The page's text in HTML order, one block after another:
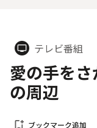
tv テレビ番組
愛の手を
の周辺
bookmark_add ブックマーク追加